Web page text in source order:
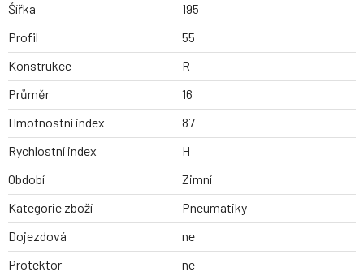
Šířka
195
Profil
55
Konstrukce
R
Průměr
16
Hmotnostní index
87
Rychlostní index
H
Období
Zimní
Kategorie zboží
Pneumatiky
Dojezdová
ne
Protektor
ne